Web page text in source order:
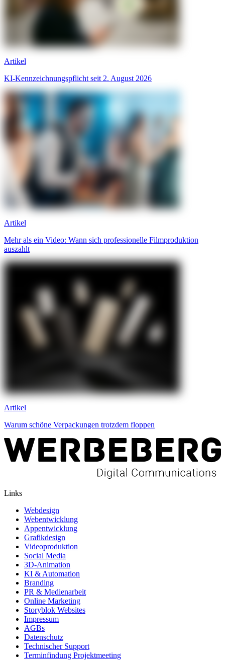
Artikel
KI-Kennzeichnungspflicht seit 2. August 2026
Artikel
Mehr als ein Video: Wann sich professionelle Filmproduktion
auszahlt
Artikel
Warum schöne Verpackungen trotzdem floppen
Links
Webdesign
Webentwicklung
Appentwicklung
Grafikdesign
Videoproduktion
Social Media
3D-Animation
KI & Automation
Branding
PR & Medienarbeit
Online Marketing
Storyblok Websites
Impressum
AGBs
Datenschutz
Technischer Support
Terminfindung Projektmeeting